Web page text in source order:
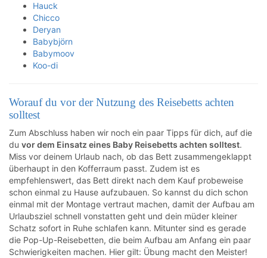
Hauck
Chicco
Deryan
Babybjörn
Babymoov
Koo-di
Worauf du vor der Nutzung des Reisebetts achten
solltest
Zum Abschluss haben wir noch ein paar Tipps für dich, auf die
du vor dem Einsatz eines Baby Reisebetts achten solltest.
Miss vor deinem Urlaub nach, ob das Bett zusammengeklappt
überhaupt in den Kofferraum passt. Zudem ist es
empfehlenswert, das Bett direkt nach dem Kauf probeweise
schon einmal zu Hause aufzubauen. So kannst du dich schon
einmal mit der Montage vertraut machen, damit der Aufbau am
Urlaubsziel schnell vonstatten geht und dein müder kleiner
Schatz sofort in Ruhe schlafen kann. Mitunter sind es gerade
die Pop-Up-Reisebetten, die beim Aufbau am Anfang ein paar
Schwierigkeiten machen. Hier gilt: Übung macht den Meister!